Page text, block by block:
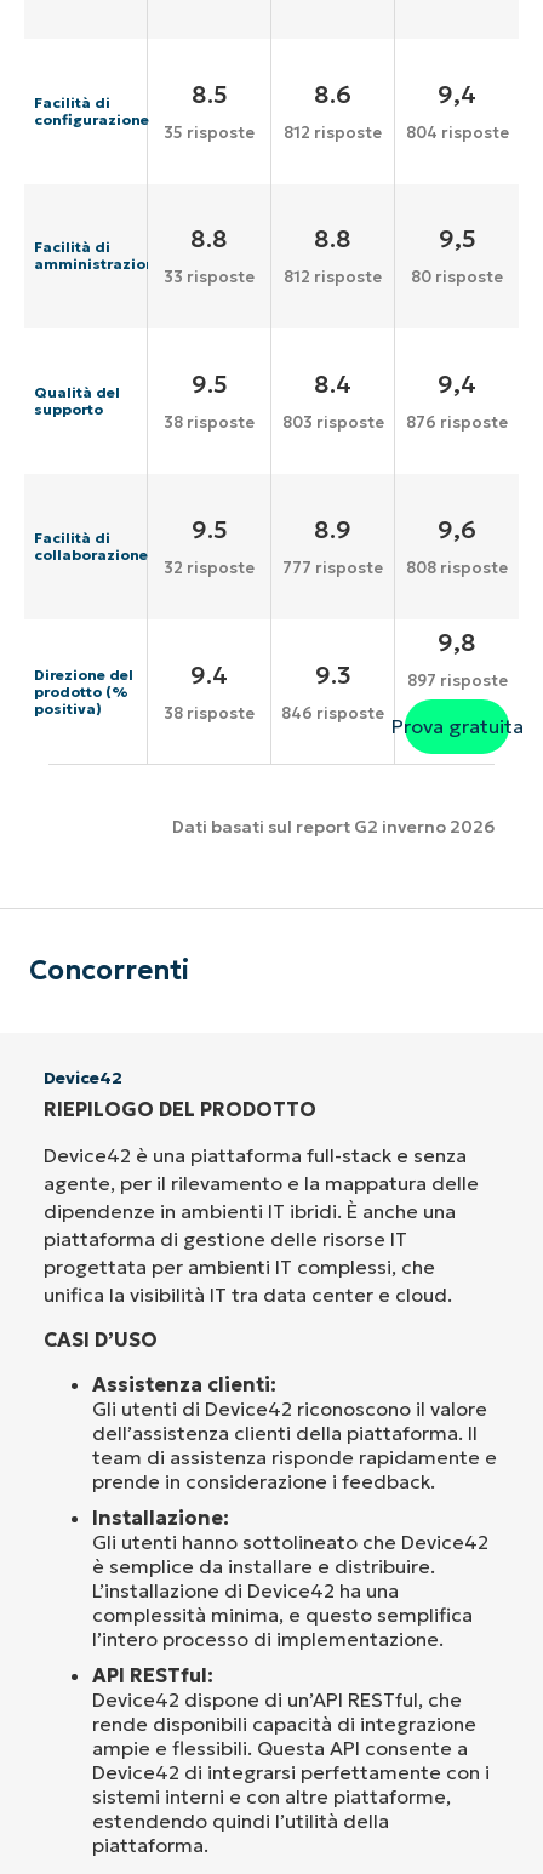
Facilità di
configurazione
8.5
35 risposte
8.6
812 risposte
9,4
804 risposte
Facilità di
amministrazione
8.8
33 risposte
8.8
812 risposte
9,5
80 risposte
Qualità del
supporto
9.5
38 risposte
8.4
803 risposte
9,4
876 risposte
Facilità di
collaborazione
9.5
32 risposte
8.9
777 risposte
9,6
808 risposte
Direzione del
prodotto (%
positiva)
9.4
38 risposte
9.3
846 risposte
9,8
897 risposte
Prova gratuita
Dati basati sul report G2 inverno 2026
Concorrenti
Device42
RIEPILOGO DEL PRODOTTO
Device42 è una piattaforma full-stack e senza
agente, per il rilevamento e la mappatura delle
dipendenze in ambienti IT ibridi. È anche una
piattaforma di gestione delle risorse IT
progettata per ambienti IT complessi, che
unifica la visibilità IT tra data center e cloud.
CASI D’USO
Assistenza clienti:
Gli utenti di Device42 riconoscono il valore
dell’assistenza clienti della piattaforma. Il
team di assistenza risponde rapidamente e
prende in considerazione i feedback.
Installazione:
Gli utenti hanno sottolineato che Device42
è semplice da installare e distribuire.
L’installazione di Device42 ha una
complessità minima, e questo semplifica
l’intero processo di implementazione.
API RESTful:
Device42 dispone di un’API RESTful, che
rende disponibili capacità di integrazione
ampie e flessibili. Questa API consente a
Device42 di integrarsi perfettamente con i
sistemi interni e con altre piattaforme,
estendendo quindi l’utilità della
piattaforma.